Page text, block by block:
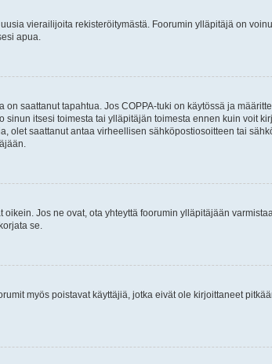
vierailijoita rekisteröitymästä. Foorumin ylläpitäjä on
apua.
saattanut tapahtua. Jos COPPA-tuki on käytössä ja
itsesi toimesta tai ylläpitäjän toimesta ennen kuin voit
olet saattanut antaa virheellisen sähköpostiosoitteen tai
Jos ne ovat, ota yhteyttä foorumin ylläpitäjään
se.
myös poistavat käyttäjiä, jotka eivät ole kirjoittaneet